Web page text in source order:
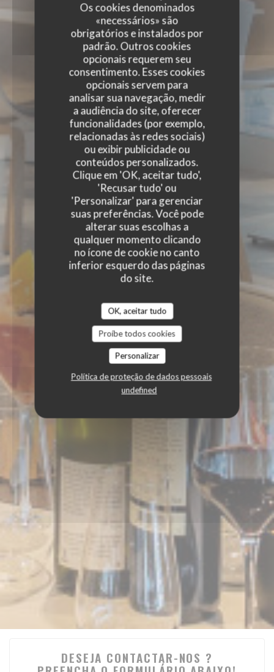
Os cookies denominados
«necessários» são
obrigatórios e instalados por
padrão. Outros cookies
opcionais requerem seu
consentimento. Esses cookies
opcionais servem para
analisar sua navegação, medir
a audiência do site, oferecer
funcionalidades (por exemplo,
relacionadas às redes sociais)
ou exibir publicidade ou
conteúdos personalizados.
Clique em 'OK, aceitar tudo',
'Recusar tudo' ou
'Personalizar' para gerenciar
suas preferências. Você pode
alterar suas escolhas a
qualquer momento clicando
no ícone de cookie no canto
inferior esquerdo das páginas
do site.
OK, aceitar tudo
Proíbe todos cookies
Personalizar
Política de proteção de dados pessoais
undefined
DESEJA CONTACTAR-NOS ?